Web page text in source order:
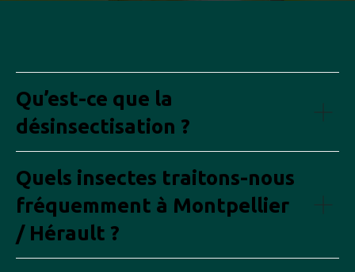
Qu’est-ce que la
désinsectisation ?
Quels insectes traitons-nous
fréquemment à Montpellier
/ Hérault ?